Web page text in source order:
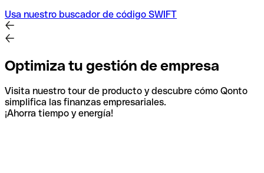
Usa nuestro buscador de código SWIFT
Optimiza tu gestión de empresa
Visita nuestro tour de producto y descubre cómo Qonto
simplifica las finanzas empresariales.
¡Ahorra tiempo y energía!